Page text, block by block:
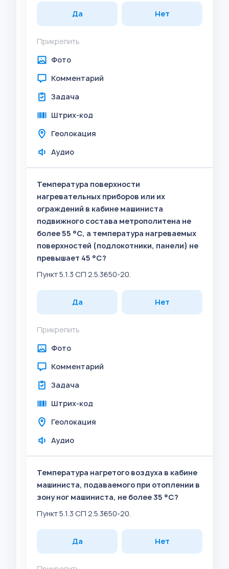
Да Нет
Прикрепить
Фото
Комментарий
Задача
Штрих-код
Геолокация
Аудио
Температура поверхности
нагревательных приборов или их
ограждений в кабине машиниста
подвижного состава метрополитена не
более 55 °C, а температура нагреваемых
поверхностей (подлокотники, панели) не
превышает 45 °C?
Пункт 5.1.3 СП 2.5.3650-20.
Да Нет
Прикрепить
Фото
Комментарий
Задача
Штрих-код
Геолокация
Аудио
Температура нагретого воздуха в кабине
машиниста, подаваемого при отоплении в
зону ног машиниста, не более 35 °C?
Пункт 5.1.3 СП 2.5.3650-20.
Да Нет